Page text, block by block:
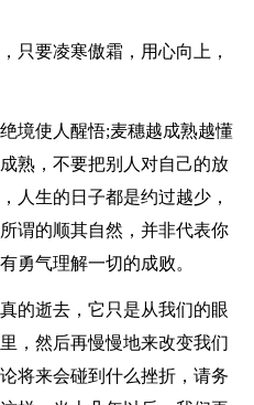
要凌寒傲霜，用心向上，
使人醒悟;麦穗越成熟越懂
熟，不要把别人对自己的放
人生的日子都是约过越少，
谓的顺其自然，并非代表你
勇气理解一切的成败。
逝去，它只是从我们的眼
，然后再慢慢地来改变我们
将来会碰到什么挫折，请务